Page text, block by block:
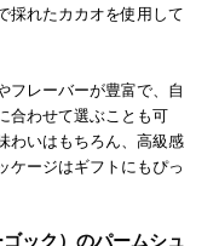
採れたカカオを使用して
フレーバーが豊富で、自
合わせて選ぶことも可
わいはもちろん、高級感
ケージはギフトにもぴっ
ック）のパームシュ